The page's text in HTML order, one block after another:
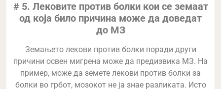
# 5. Лековите против болки кои се земаат
од која било причина може да доведат
до МЗ
Земањето лекови против болки поради други
причини освен мигрена може да предизвика МЗ. На
пример, може да земете лекови против болки за
болки во грбот, мозокот не ја знае разликата. Исто